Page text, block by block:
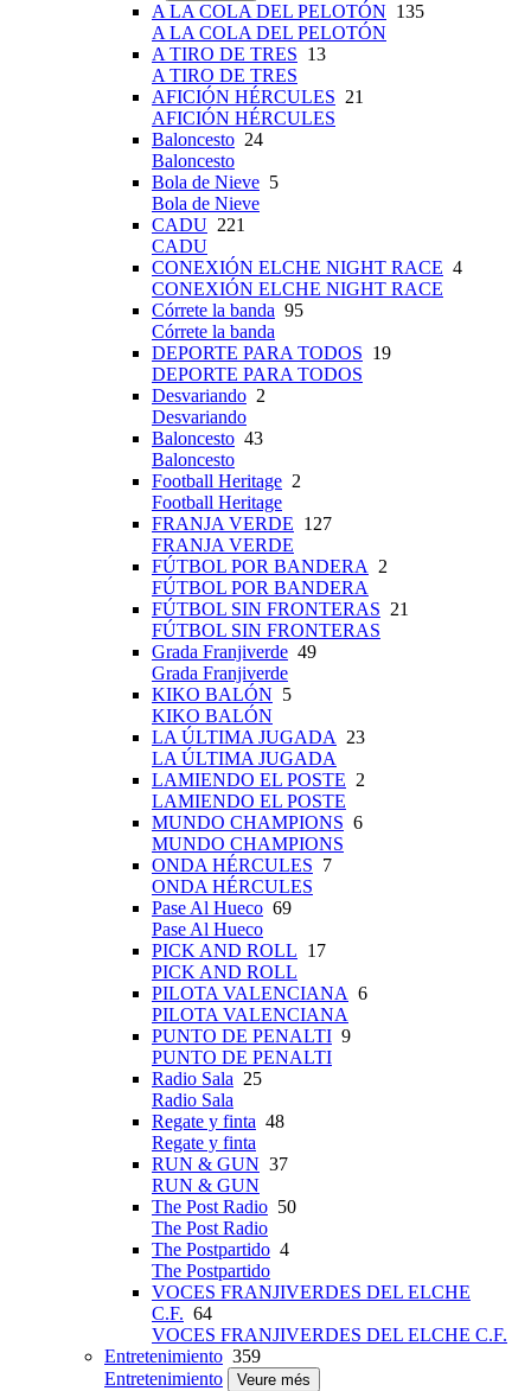
A LA COLA DEL PELOTÓN 135
A LA COLA DEL PELOTÓN
A TIRO DE TRES 13
A TIRO DE TRES
AFICIÓN HÉRCULES 21
AFICIÓN HÉRCULES
Baloncesto 24
Baloncesto
Bola de Nieve 5
Bola de Nieve
CADU 221
CADU
CONEXIÓN ELCHE NIGHT RACE 4
CONEXIÓN ELCHE NIGHT RACE
Córrete la banda 95
Córrete la banda
DEPORTE PARA TODOS 19
DEPORTE PARA TODOS
Desvariando 2
Desvariando
Baloncesto 43
Baloncesto
Football Heritage 2
Football Heritage
FRANJA VERDE 127
FRANJA VERDE
FÚTBOL POR BANDERA
2
FÚTBOL POR BANDERA
FÚTBOL SIN FRONTERAS 21
FÚTBOL SIN FRONTERAS
Grada Franjiverde 49
Grada Franjiverde
KIKO BALÓN 5
KIKO BALÓN
LA ÚLTIMA JUGADA
23
LA ÚLTIMA JUGADA
LAMIENDO EL POSTE 2
LAMIENDO EL POSTE
MUNDO CHAMPIONS 6
MUNDO CHAMPIONS
ONDA HÉRCULES 7
ONDA HÉRCULES
Pase Al Hueco 69
Pase Al Hueco
PICK AND ROLL 17
PICK AND ROLL
PILOTA VALENCIANA 6
PILOTA VALENCIANA
PUNTO DE PENALTI 9
PUNTO DE PENALTI
Radio Sala 25
Radio Sala
Regate y finta 48
Regate y finta
RUN & GUN 37
RUN & GUN
The Post Radio 50
The Post Radio
The Postpartido 4
The Postpartido
VOCES FRANJIVERDES DEL ELCHE
C.F. 64
VOCES FRANJIVERDES DEL ELCHE C.F.
Entretenimiento 359
Entretenimiento
Veure més